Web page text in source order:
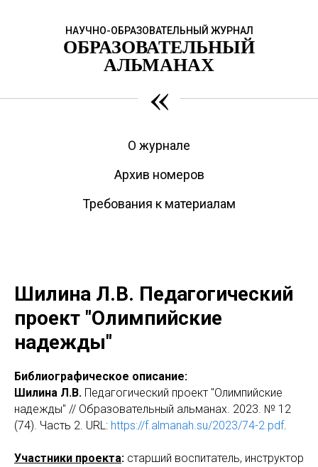
НАУЧНО-ОБРАЗОВАТЕЛЬНЫЙ ЖУРНАЛ
ОБРАЗОВАТЕЛЬНЫЙ
АЛЬМАНАХ
«
О журнале
Архив номеров
Требования к материалам
Шилина Л.В. Педагогический
проект "Олимпийские
надежды"
Библиографическое описание:
Шилина Л.В. Педагогический проект "Олимпийские
надежды" // Образовательный альманах. 2023. № 12
(74). Часть 2. URL: https://f.almanah.su/2023/74-2.pdf.
Участники проекта: старший воспитатель, инструктор